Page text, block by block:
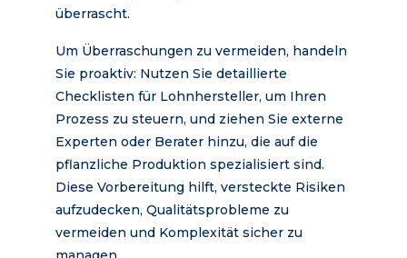
überrascht.
Um Überraschungen zu vermeiden, handeln
Sie proaktiv: Nutzen Sie detaillierte
Checklisten für Lohnhersteller, um Ihren
Prozess zu steuern, und ziehen Sie externe
Experten oder Berater hinzu, die auf die
pflanzliche Produktion spezialisiert sind.
Diese Vorbereitung hilft, versteckte Risiken
aufzudecken, Qualitätsprobleme zu
vermeiden und Komplexität sicher zu